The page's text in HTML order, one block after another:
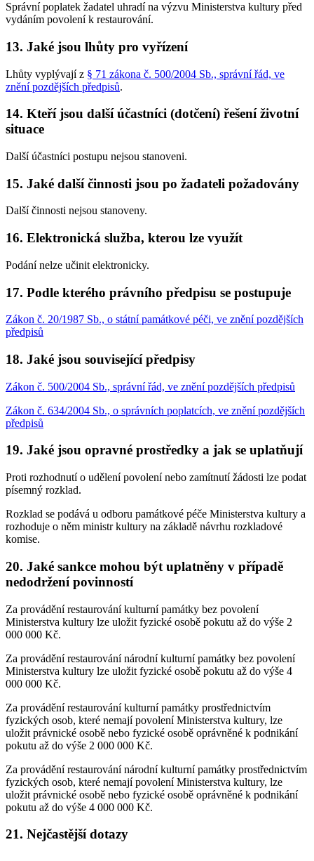
Správní poplatek žadatel uhradí na výzvu Ministerstva kultury před
vydáním povolení k restaurování.
13. Jaké jsou lhůty pro vyřízení
Lhůty vyplývají z § 71 zákona č. 500/2004 Sb., správní řád, ve
znění pozdějších předpisů.
14. Kteří jsou další účastníci (dotčení) řešení životní
situace
Další účastníci postupu nejsou stanoveni.
15. Jaké další činnosti jsou po žadateli požadovány
Další činnosti nejsou stanoveny.
16. Elektronická služba, kterou lze využít
Podání nelze učinit elektronicky.
17. Podle kterého právního předpisu se postupuje
Zákon č. 20/1987 Sb., o státní památkové péči, ve znění pozdějších
předpisů
18. Jaké jsou související předpisy
Zákon č. 500/2004 Sb., správní řád, ve znění pozdějších předpisů
Zákon č. 634/2004 Sb., o správních poplatcích, ve znění pozdějších
předpisů
19. Jaké jsou opravné prostředky a jak se uplatňují
Proti rozhodnutí o udělení povolení nebo zamítnutí žádosti lze podat
písemný rozklad.
Rozklad se podává u odboru památkové péče Ministerstva kultury a
rozhoduje o něm ministr kultury na základě návrhu rozkladové
komise.
20. Jaké sankce mohou být uplatněny v případě
nedodržení povinností
Za provádění restaurování kulturní památky bez povolení
Ministerstva kultury lze uložit fyzické osobě pokutu až do výše 2
000 000 Kč.
Za provádění restaurování národní kulturní památky bez povolení
Ministerstva kultury lze uložit fyzické osobě pokutu až do výše 4
000 000 Kč.
Za provádění restaurování kulturní památky prostřednictvím
fyzických osob, které nemají povolení Ministerstva kultury, lze
uložit právnické osobě nebo fyzické osobě oprávněné k podnikání
pokutu až do výše 2 000 000 Kč.
Za provádění restaurování národní kulturní památky prostřednictvím
fyzických osob, které nemají povolení Ministerstva kultury, lze
uložit právnické osobě nebo fyzické osobě oprávněné k podnikání
pokutu až do výše 4 000 000 Kč.
21. Nejčastější dotazy